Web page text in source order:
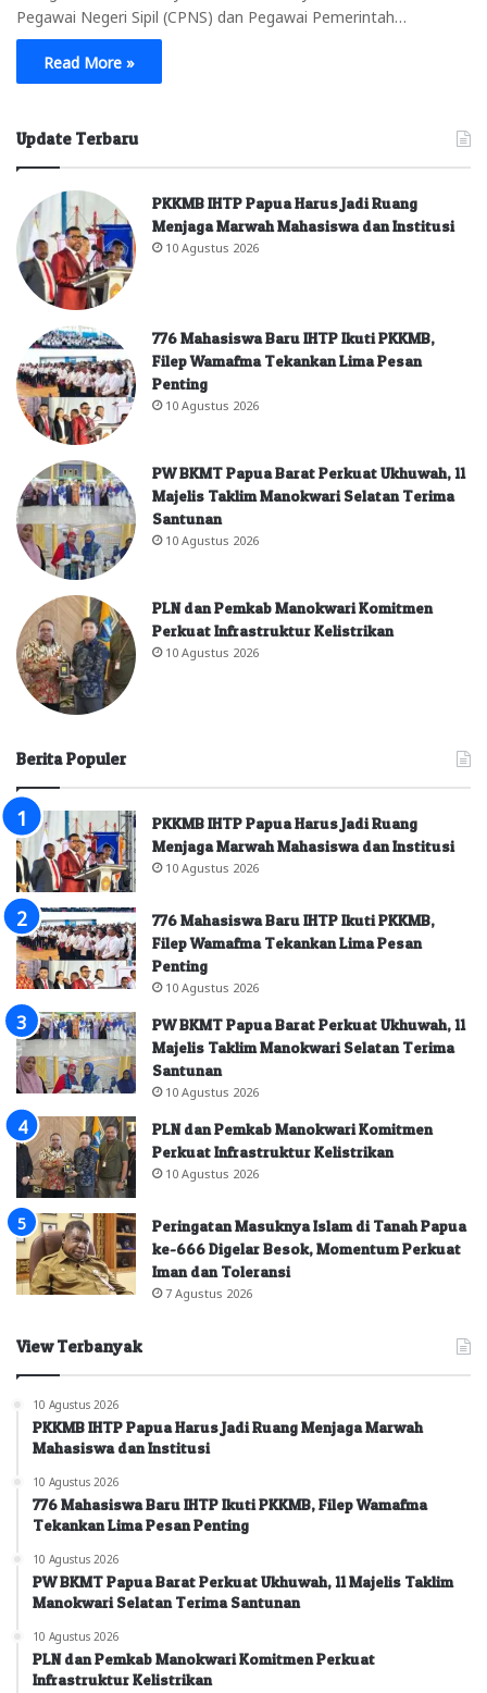
Pegawai Negeri Sipil (CPNS) dan Pegawai Pemerintah…
Read More »
Update Terbaru
PKKMB IHTP Papua Harus Jadi Ruang
Menjaga Marwah Mahasiswa dan Institusi
10 Agustus 2026
776 Mahasiswa Baru IHTP Ikuti PKKMB,
Filep Wamafma Tekankan Lima Pesan
Penting
10 Agustus 2026
PW BKMT Papua Barat Perkuat Ukhuwah, 11
Majelis Taklim Manokwari Selatan Terima
Santunan
10 Agustus 2026
PLN dan Pemkab Manokwari Komitmen
Perkuat Infrastruktur Kelistrikan
10 Agustus 2026
Berita Populer
PKKMB IHTP Papua Harus Jadi Ruang
Menjaga Marwah Mahasiswa dan Institusi
10 Agustus 2026
776 Mahasiswa Baru IHTP Ikuti PKKMB,
Filep Wamafma Tekankan Lima Pesan
Penting
10 Agustus 2026
PW BKMT Papua Barat Perkuat Ukhuwah, 11
Majelis Taklim Manokwari Selatan Terima
Santunan
10 Agustus 2026
PLN dan Pemkab Manokwari Komitmen
Perkuat Infrastruktur Kelistrikan
10 Agustus 2026
Peringatan Masuknya Islam di Tanah Papua
ke-666 Digelar Besok, Momentum Perkuat
Iman dan Toleransi
7 Agustus 2026
View Terbanyak
10 Agustus 2026
PKKMB IHTP Papua Harus Jadi Ruang Menjaga Marwah
Mahasiswa dan Institusi
10 Agustus 2026
776 Mahasiswa Baru IHTP Ikuti PKKMB, Filep Wamafma
Tekankan Lima Pesan Penting
10 Agustus 2026
PW BKMT Papua Barat Perkuat Ukhuwah, 11 Majelis Taklim
Manokwari Selatan Terima Santunan
10 Agustus 2026
PLN dan Pemkab Manokwari Komitmen Perkuat
Infrastruktur Kelistrikan